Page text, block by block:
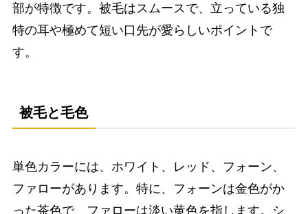
部が特徴です。被毛はスムースで、立っている独
特の耳や極めて短い口先が愛らしいポイントで
す。
被毛と毛色
単色カラーには、ホワイト、レッド、フォーン、
ファローがあります。特に、フォーンは金色がか
った茶色で、ファローは淡い黄色を指します。シ